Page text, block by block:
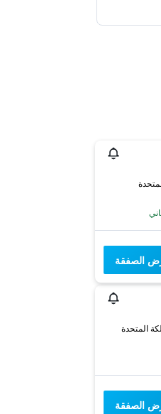
الصفقة
الصفقة